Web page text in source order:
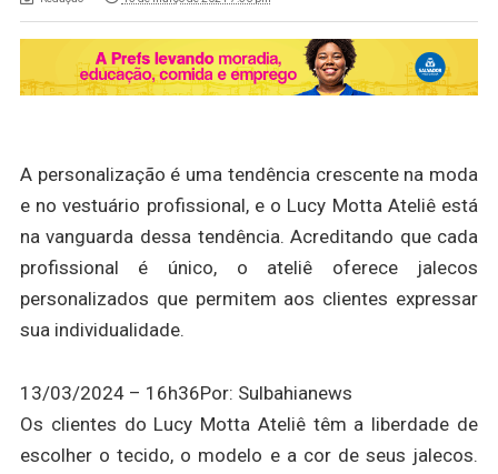
A personalização é uma tendência crescente na moda
e no vestuário profissional, e o Lucy Motta Ateliê está
na vanguarda dessa tendência. Acreditando que cada
profissional é único, o ateliê oferece jalecos
personalizados que permitem aos clientes expressar
sua individualidade.
13/03/2024 – 16h36Por: Sulbahianews
Os clientes do Lucy Motta Ateliê têm a liberdade de
escolher o tecido, o modelo e a cor de seus jalecos.